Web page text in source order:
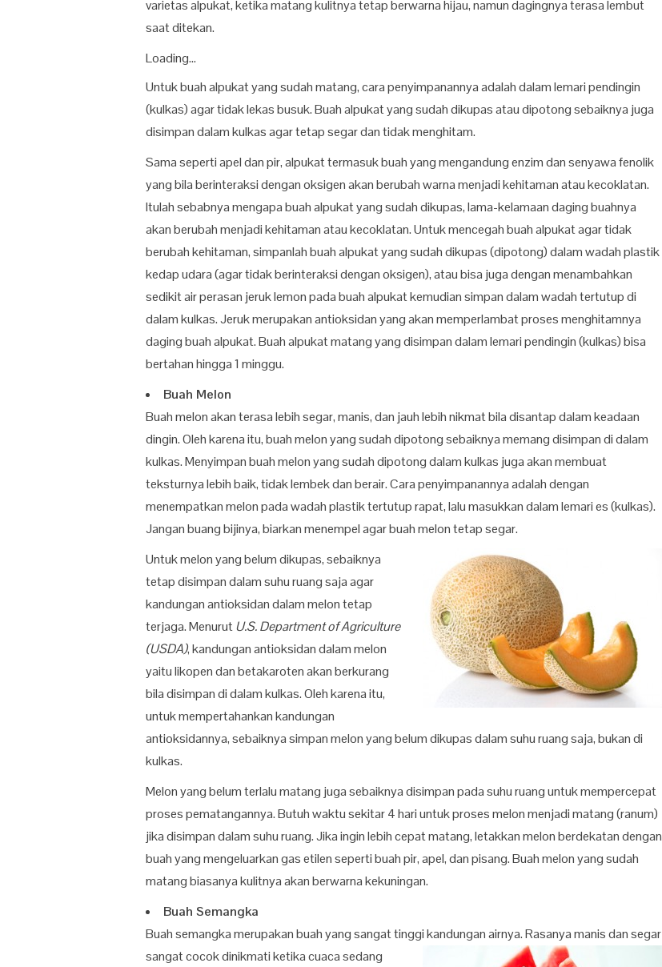
varietas alpukat, ketika matang kulitnya tetap berwarna hijau, namun dagingnya terasa lembut
saat ditekan.
Loading...
Untuk buah alpukat yang sudah matang, cara penyimpanannya adalah dalam lemari pendingin
(kulkas) agar tidak lekas busuk. Buah alpukat yang sudah dikupas atau dipotong sebaiknya juga
disimpan dalam kulkas agar tetap segar dan tidak menghitam.
Sama seperti apel dan pir, alpukat termasuk buah yang mengandung enzim dan senyawa fenolik
yang bila berinteraksi dengan oksigen akan berubah warna menjadi kehitaman atau kecoklatan.
Itulah sebabnya mengapa buah alpukat yang sudah dikupas, lama-kelamaan daging buahnya
akan berubah menjadi kehitaman atau kecoklatan. Untuk mencegah buah alpukat agar tidak
berubah kehitaman, simpanlah buah alpukat yang sudah dikupas (dipotong) dalam wadah plastik
kedap udara (agar tidak berinteraksi dengan oksigen), atau bisa juga dengan menambahkan
sedikit air perasan jeruk lemon pada buah alpukat kemudian simpan dalam wadah tertutup di
dalam kulkas. Jeruk merupakan antioksidan yang akan memperlambat proses menghitamnya
daging buah alpukat. Buah alpukat matang yang disimpan dalam lemari pendingin (kulkas) bisa
bertahan hingga 1 minggu.
Buah Melon
Buah melon akan terasa lebih segar, manis, dan jauh lebih nikmat bila disantap dalam keadaan
dingin. Oleh karena itu, buah melon yang sudah dipotong sebaiknya memang disimpan di dalam
kulkas. Menyimpan buah melon yang sudah dipotong dalam kulkas juga akan membuat
teksturnya lebih baik, tidak lembek dan berair. Cara penyimpanannya adalah dengan
menempatkan melon pada wadah plastik tertutup rapat, lalu masukkan dalam lemari es (kulkas).
Jangan buang bijinya, biarkan menempel agar buah melon tetap segar.
Untuk melon yang belum dikupas, sebaiknya
tetap disimpan dalam suhu ruang saja agar
kandungan antioksidan dalam melon tetap
terjaga. MenurutU.S. Department of Agriculture
(USDA), kandungan antioksidan dalam melon
yaitu likopen dan betakaroten akan berkurang
bila disimpan di dalam kulkas. Oleh karena itu,
untuk mempertahankan kandungan
antioksidannya, sebaiknya simpan melon yang belum dikupas dalam suhu ruang saja, bukan di
kulkas.
Melon yang belum terlalu matang juga sebaiknya disimpan pada suhu ruang untuk mempercepat
proses pematangannya. Butuh waktu sekitar 4 hari untuk proses melon menjadi matang (ranum)
jika disimpan dalam suhu ruang. Jika ingin lebih cepat matang, letakkan melon berdekatan dengan
buah yang mengeluarkan gas etilen seperti buah pir, apel, dan pisang. Buah melon yang sudah
matang biasanya kulitnya akan berwarna kekuningan.
Buah Semangka
Buah semangka merupakan buah yang sangat tinggi kandungan airnya.Rasanya manis dan segar
sangat cocok dinikmati ketika cuaca sedang